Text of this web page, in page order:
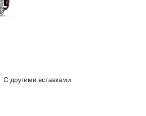
С другими вставками